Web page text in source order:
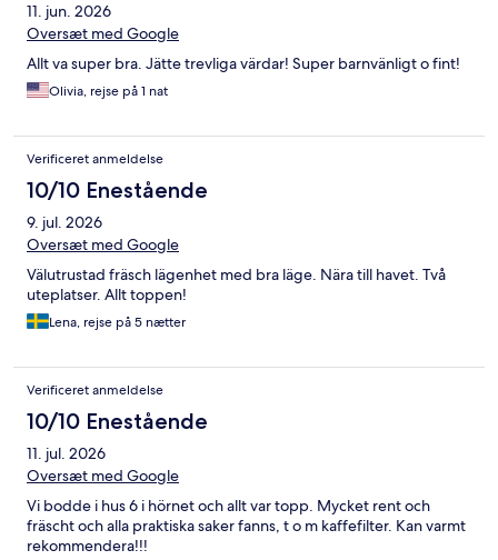
11. jun. 2026
Oversæt med Google
Allt va super bra. Jätte trevliga värdar! Super barnvänligt o fint!
Olivia, rejse på 1 nat
Verificeret anmeldelse
10/10 Enestående
9. jul. 2026
Oversæt med Google
Välutrustad fräsch lägenhet med bra läge. Nära till havet. Två
uteplatser. Allt toppen!
Lena, rejse på 5 nætter
Verificeret anmeldelse
10/10 Enestående
11. jul. 2026
Oversæt med Google
Vi bodde i hus 6 i hörnet och allt var topp. Mycket rent och
fräscht och alla praktiska saker fanns, t o m kaffefilter. Kan varmt
rekommendera!!!